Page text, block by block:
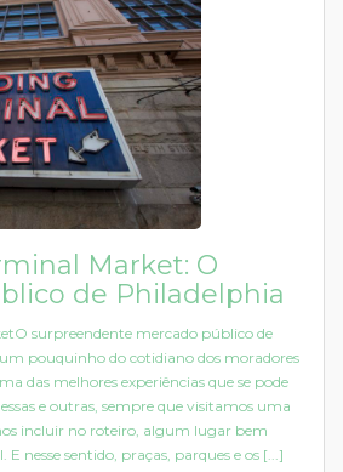
Market: O
de Philadelphia
surpreendente mercado público de
pouquinho do cotidiano dos moradores
das melhores experiências que se pode
e outras, sempre que visitamos uma
incluir no roteiro, algum lugar bem
nesse sentido, praças, parques e os [...]